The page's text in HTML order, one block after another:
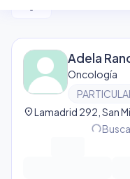
filter_alt
Adela
Oncología
location_on
progress_activity